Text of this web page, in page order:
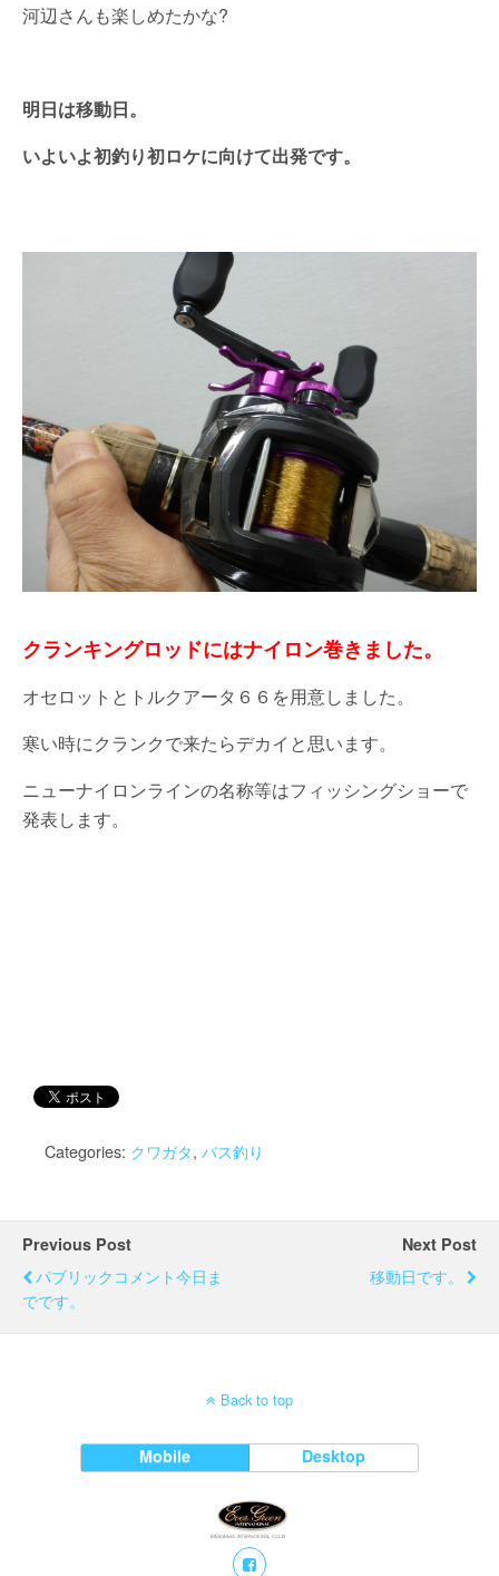
河辺さんも楽しめたかな?
明日は移動日。
いよいよ初釣り初ロケに向けて出発です。
クランキングロッドにはナイロン巻きました。
オセロットとトルクアータ６６を用意しました。
寒い時にクランクで来たらデカイと思います。
ニューナイロンラインの名称等はフィッシングショーで
発表します。
Categories: クワガタ, バス釣り
Previous Post
パブリックコメント今日ま
でです。
Next Post
移動日です。
Back to top
Mobile Desktop